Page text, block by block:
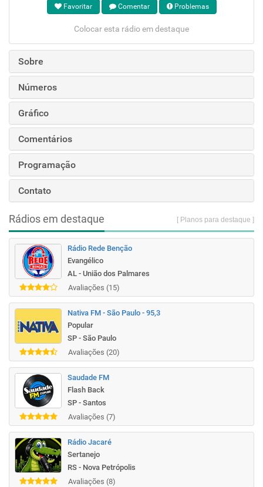
Favoritar Comentar Problemas
Colocar esta rádio em destaque
Sobre
Números
Gráfico
Comentários
Programação
Contato
Rádios em destaque [ Planos para destaque ]
Rádio Rede Benção
Evangélico
AL - União dos Palmares
Avaliações (15)
Nativa FM - São Paulo - 95,3
Popular
SP - São Paulo
Avaliações (20)
Saudade FM
Flash Back
SP - Santos
Avaliações (7)
Rádio Jacaré
Sertanejo
RS - Nova Petrópolis
Avaliações (8)